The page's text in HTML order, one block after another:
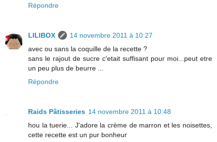
Répondre
LILIBOX
14 novembre 2011 à 10:27
avec ou sans la coquille de la recette ?
sans le rajout de sucre c'etait suffisant pour moi...peut etre
un peu plus de beurre ...
Répondre
Raids Pâtisseries 14 novembre 2011 à 10:48
hou la tuerie... J'adore la crème de marron et les noisettes,
cette recette est un pur bonheur